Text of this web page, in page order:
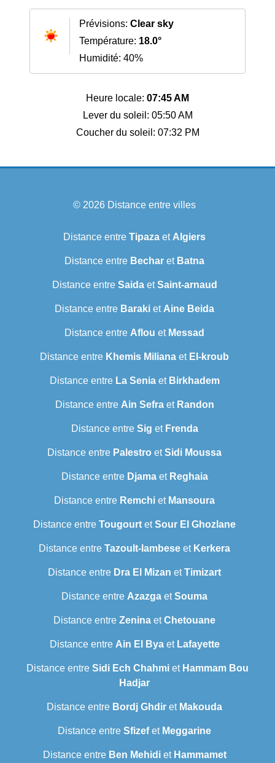
Prévisions: Clear sky
Température: 18.0°
Humidité: 40%
Heure locale: 07:45 AM
Lever du soleil: 05:50 AM
Coucher du soleil: 07:32 PM
© 2026 Distance entre villes
Distance entre Tipaza et Algiers
Distance entre Bechar et Batna
Distance entre SaidaetSaint-arnaud
Distance entre Baraki et Aine Beida
Distance entre Aflou et Messad
Distance entre Khemis Miliana et El-kroub
Distance entre La Seniaet Birkhadem
Distance entre Ain Sefraet Randon
Distance entre Sig et Frenda
Distance entre Palestro etSidi Moussa
Distance entre Djamaet Reghaia
Distance entre Remchi et Mansoura
Distance entre Tougourt etSour El Ghozlane
Distance entre Tazoult-lambese et Kerkera
Distance entre Dra El Mizan etTimizart
Distance entre Azazga etSouma
Distance entre Zenina etChetouane
Distance entre Ain El Byaet Lafayette
Distance entre Sidi Ech Chahmi et Hammam Bou
Hadjar
Distance entre Bordj Ghdir et Makouda
Distance entre Sfizefet Meggarine
Distance entre Ben Mehidiet Hammamet